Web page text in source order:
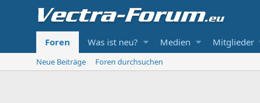
Foren Was ist neu? Medien Mitglieder
Neue Beiträge Foren durchsuchen